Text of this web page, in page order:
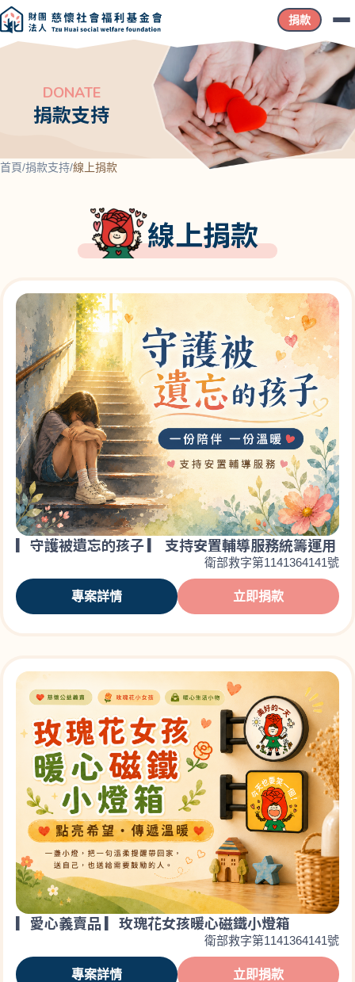
捐款
DONATE
捐款支持
首頁/捐款支持/線上捐款
線上捐款
▎守護被遺忘的孩子 ▎ 支持安置輔導服務統籌運用
衛部救字第1141364141號
專案詳情 立即捐款
▎愛心義賣品 ▎玫瑰花女孩暖心磁鐵小燈箱
衛部救字第1141364141號
專案詳情 立即捐款